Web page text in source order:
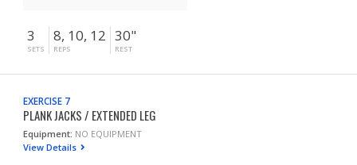
3
SETS
8, 10, 12
REPS
30"
REST
EXERCISE 7
PLANK JACKS / EXTENDED LEG
Equipment: NO EQUIPMENT
View Details